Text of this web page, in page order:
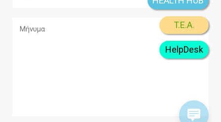
HelpDesk
T.E.A.